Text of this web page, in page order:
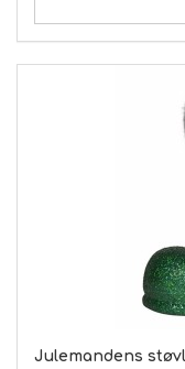
Julemandens